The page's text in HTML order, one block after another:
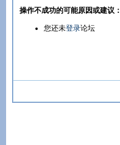
操作不成功的可能原因或建议：
您还未登录论坛